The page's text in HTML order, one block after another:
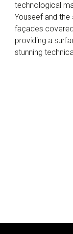
technological
Youseef and the
façades
providing a
stunning